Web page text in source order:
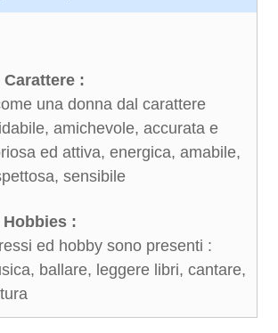
:
una donna dal carattere
amichevole, accurata e
ed attiva, energica, amabile,
sensibile
:
ed hobby sono presenti :
ballare, leggere libri, cantare,